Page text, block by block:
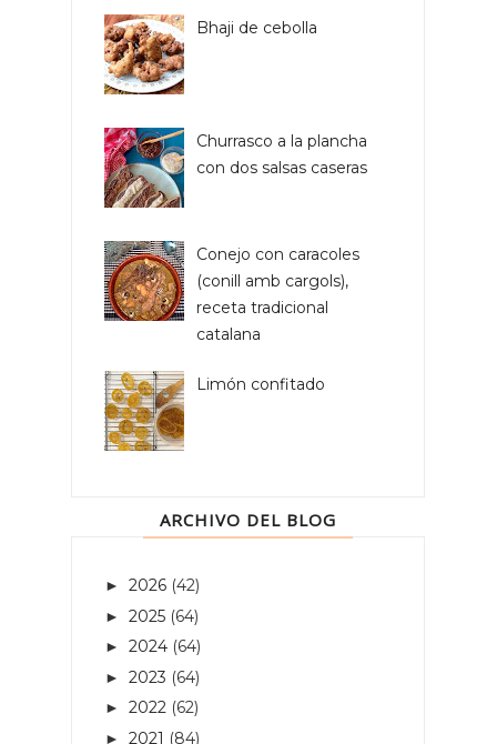
Bhaji de cebolla
Churrasco a la plancha
con dos salsas caseras
Conejo con caracoles
(conill amb cargols),
receta tradicional
catalana
Limón confitado
ARCHIVO DEL BLOG
► 2026 (42)
► 2025 (64)
► 2024 (64)
► 2023 (64)
► 2022 (62)
► 2021 (84)